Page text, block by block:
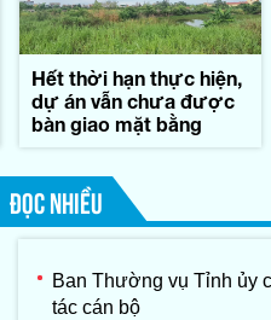
Hết thời hạn thực hiện,
dự án vẫn chưa được
bàn giao mặt bằng
ĐỌC NHIỀU
Ban Thường vụ Tỉnh ủy
tác cán bộ